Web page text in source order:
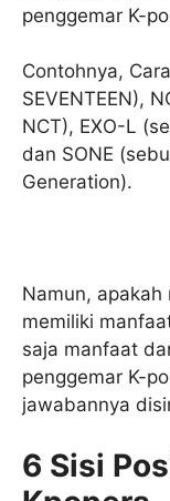
penggemar K-
Contohnya,
SEVENTEEN),
NCT), EXO-L
dan SONE
Generation).
Namun, apakah
memiliki
saja manfaat
penggemar K-
jawabannya
6 Sisi